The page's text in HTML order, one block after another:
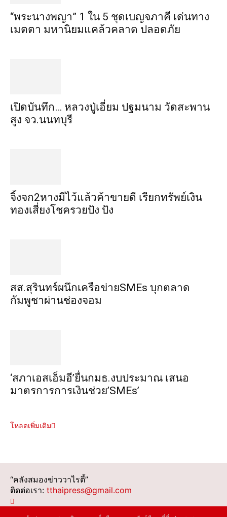
“พระ​นาง​พญา” 1 ใน 5​ ชุดเบญจ​ภาคี​ เด่นทาง
เมตตา​ มหา​นิยม​แคล้วคลาด​ ปลอดภัย​
เปิดบันทึก… หลวงปู่เอี่ยม ​ปฐม​นาม​ วัดสะพาน
สูง​ จว.นนทบุรี
จิ้งจก​2​หาง​มีไว้แล้ว​ค้าขาย​ดี​ เรียก​ทรัพย์เงิน
ทอง​เสี่ยงโชค​รวยปัง​ ปัง​
สส.สุรินทร์ผนึกเครือข่ายSMEs บุกตลาด
กัมพูชาผ่านช่องจอม
‘สภาเอสเอ็มอี’ยื่นกมธ.งบประมาณ เสนอ
มาตรการการเงินช่วย’SMEs’
โหลดเพิ่มเติม
“คลังสมองข่าววาไรตี้”
ติดต่อเรา: tthaipress@gmail.com